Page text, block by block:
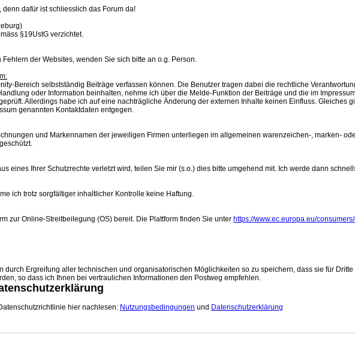
dafür ist schliesslich das Forum da!
§19UstG verzichtet.
der Websites, wenden Sie sich bitte an o.g. Person.
Bereich selbstständig Beiträge verfassen können. Die Benutzer tragen dabei die rechtliche
oder Information beinhalten, nehme ich über die Melde-Funktion der Beiträge und die im
Allerdings habe ich auf eine nachträgliche Änderung der externen Inhalte keinen Einfluss. Gleiches
genannten Kontaktdaten entgegen.
und Markennamen der jeweiligen Firmen unterliegen im allgemeinen warenzeichen-, marken-
eines Ihrer Schutzrechte verletzt wird, teilen Sie mir (s.o.) dies bitte umgehend mit. Ich werde dann
ich trotz sorgfältiger inhaltlicher Kontrolle keine Haftung.
zur Online-Streitbeilegung (OS) bereit. Die Plattform finden Sie unter https://www.ec.europa.eu/
durch Ergreifung aller technischen und organisatorischen Möglichkeiten so zu speichern, dass sie für
so dass ich Ihnen bei vertraulichen Informationen den Postweg empfehlen.
hier nachlesen: Nutzungsbedingungen und Datenschutzerklärung